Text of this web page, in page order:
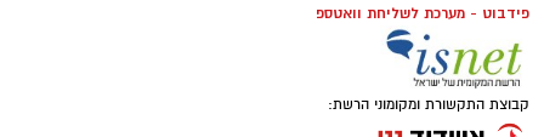
פידבוט - מערכת לשליחת וואטספ
קבוצת התקשורת ומקומוני הרשת: